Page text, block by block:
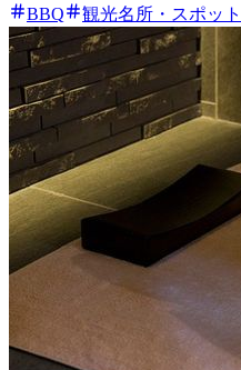
BBQ
観光名所・スポット